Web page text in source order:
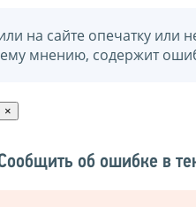
на сайте опечатку
мнению, содержит
×
об ошибке в